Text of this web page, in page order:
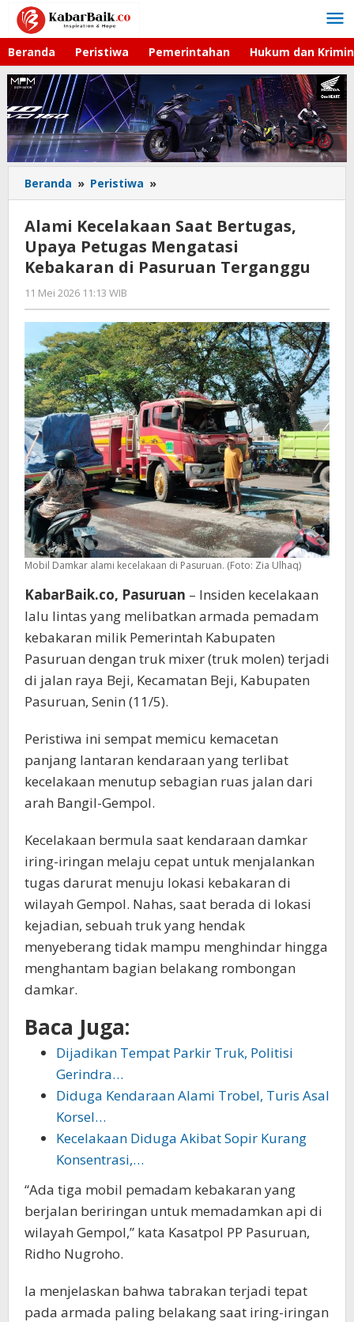
Lewati
konten
Beranda Peristiwa Pemerintahan Hukum dan
Beranda » Peristiwa »
Kecelakaan
Bertugas,
Upaya
Petugas
Pasuruan
Terganggu
Alami Kecelakaan Saat Bertugas,
Upaya Petugas Mengatasi
Kebakaran di Pasuruan Terganggu
11 Mei 2026 11:13 WIB
Faisal
Mobil Damkar alami kecelakaan di Pasuruan. (Foto: Zia Ulhaq)
KabarBaik.co, Pasuruan – Insiden kecelakaan
lalu lintas yang melibatkan armada pemadam
kebakaran milik Pemerintah Kabupaten
Pasuruan dengan truk mixer (truk molen) terjadi
di jalan raya Beji, Kecamatan Beji, Kabupaten
Pasuruan, Senin (11/5).
Peristiwa ini sempat memicu kemacetan
panjang lantaran kendaraan yang terlibat
kecelakaan menutup sebagian ruas jalan dari
arah Bangil-Gempol.
Kecelakaan bermula saat kendaraan damkar
iring-iringan melaju cepat untuk menjalankan
tugas darurat menuju lokasi kebakaran di
wilayah Gempol. Nahas, saat berada di lokasi
kejadian, sebuah truk yang hendak
menyeberang tidak mampu menghindar hingga
menghantam bagian belakang rombongan
damkar.
Baca Juga:
Dijadikan Tempat Parkir Truk, Politisi
Gerindra…
Diduga Kendaraan Alami Trobel, Turis Asal
Korsel…
Kecelakaan Diduga Akibat Sopir Kurang
Konsentrasi,…
“Ada tiga mobil pemadam kebakaran yang
berjalan beriringan untuk memadamkan api di
wilayah Gempol,” kata Kasatpol PP Pasuruan,
Ridho Nugroho.
Ia menjelaskan bahwa tabrakan terjadi tepat
pada armada paling belakang saat iring-iringan